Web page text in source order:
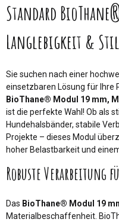
Standard
Langlebigkeit &
Sie suchen nach einer
einsetzbaren Lösung für Ihre
BioThane® Modul 19 mm,
ist die perfekte Wahl! Ob als
Hundehalsbänder, stabile
Projekte – dieses Modul
hoher Belastbarkeit und
Robuste Verarbeitung
Das BioThane® Modul 19
Materialbeschaffenheit.